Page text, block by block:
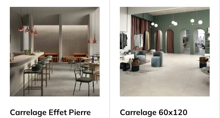
Carrelage Effet Pierre
Carrelage 60x120